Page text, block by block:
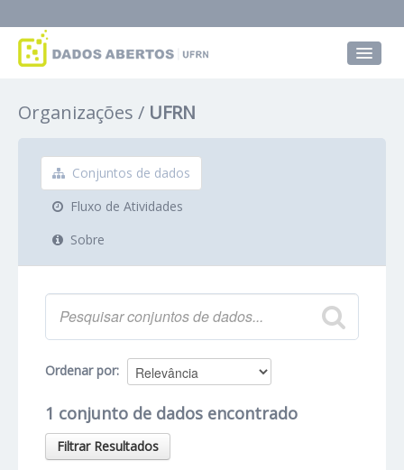
Grupos
Sobre
Organizações UFRN
Conjuntos de dados
Fluxo de Atividades
Sobre
Ordenar por
1 conjunto de dados encontrado
Filtrar Resultados